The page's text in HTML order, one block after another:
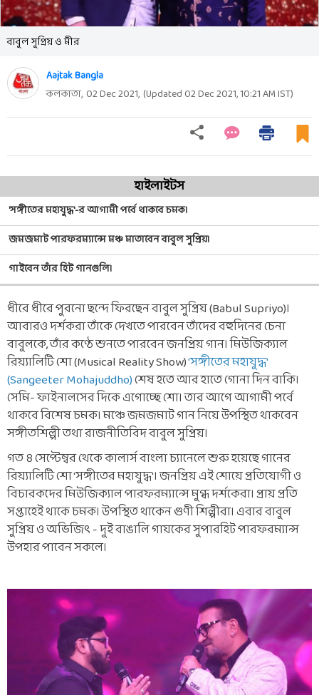
বাবুল সুপ্রিয় ও মীর
Aajtak Bangla
কলকাতা, 02 Dec 2021, (Updated 02 Dec 2021, 10:21 AMIST)
হাইলাইটস
'সঙ্গীতের মহাযুদ্ধ'-র আগামী পর্বে থাকবে চমক।
জমজমাট পারফরম্যান্সে মঞ্চ মাতাবেন বাবুল সুপ্রিয়।
গাইবেন তাঁর হিট গানগুলি।
ধীরে ধীরে পুরনো ছন্দে ফিরছেন বাবুল সুপ্রিয় (Babul Supriyo)।
আবারও দর্শকরা তাঁকে দেখতে পারবেন তাঁদের বহুদিনের চেনা
বাবুলকে, তাঁর কণ্ঠে শুনতে পারবেন জনপ্রিয় গান। মিউজিক্যাল
রিয়্যালিটি শো (Musical Reality Show)'সঙ্গীতের মহাযুদ্ধ'
(Sangeeter Mohajuddho)শেষ হতে আর হাতে গোনা দিন বাকি।
সেমি- ফাইনালসের দিকে এগোচ্ছে শো। তার আগে আগামী পর্বে
থাকবে বিশেষ চমক। মঞ্চে জমজমাট গান নিয়ে উপস্থিত থাকবেন
সঙ্গীতশিল্পী তথা রাজনীতিবিদ বাবুল সুপ্রিয়।
গত ৪ সেপ্টেম্বর থেকে কালার্স বাংলা চ্যানেলে শুরু হয়েছে গানের
রিয়্যালিটি শো 'সঙ্গীতের মহাযুদ্ধ'। জনপ্রিয় এই শোয়ে প্রতিযোগী ও
বিচারকদের মিউজিক্যাল পারফরম্যান্সে মুগ্ধ দর্শকেরা। প্রায় প্রতি
সপ্তাহেই থাকে চমক। উপস্থিত থাকেন গুণী শিল্পীরা। এবার বাবুল
সুপ্রিয় ও অভিজিৎ - দুই বাঙালি গায়কের সুপারহিট পারফরম্যান্স
উপহার পাবেন সকলে।